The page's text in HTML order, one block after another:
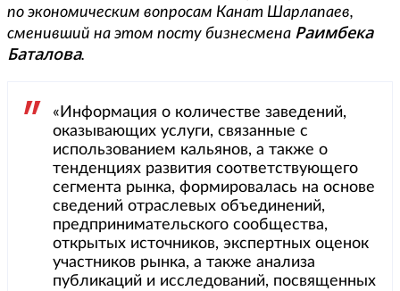
по экономическим вопросам Канат Шарлапаев,
сменивший на этом посту бизнесмена Раимбека
Баталова.
«Информация о количестве заведений,
оказывающих услуги, связанные с
использованием кальянов, а также о
тенденциях развития соответствующего
сегмента рынка, формировалась на основе
сведений отраслевых объединений,
предпринимательского сообщества,
открытых источников, экспертных оценок
участников рынка, а также анализа
публикаций и исследований, посвященных